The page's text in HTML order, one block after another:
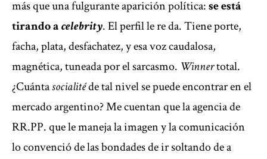
más que una fulgurante aparición política:se está
tirando acelebrity. El perfil le re da. Tiene porte,
facha, plata, desfachatez, y esa voz caudalosa,
magnética, tuneada por el sarcasmo. Winnertotal.
¿Cuántasocialitéde tal nivel se puede encontrar en el
mercado argentino? Me cuentan que la agencia de
RR.PP. que le maneja la imagen y la comunicación
lo convenció de las bondades de ir soltando de a